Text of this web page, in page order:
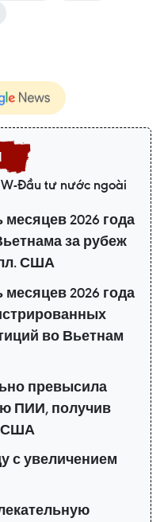
Đầu tư nước ngoài
месяцев 2026 года
за рубеж
США
месяцев 2026 года
во Вьетнам
превысила
ПИИ, получив
США
с увеличением